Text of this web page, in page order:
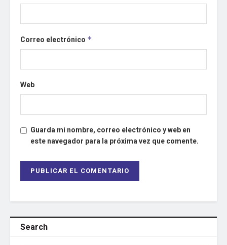
Correo electrónico *
Web
Guarda mi nombre, correo electrónico y web en
este navegador para la próxima vez que comente.
Search